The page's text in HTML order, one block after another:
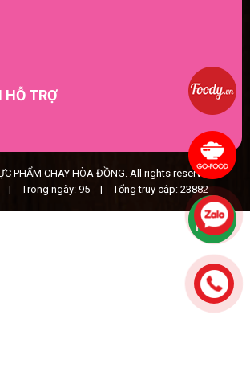
HỖ TRỢ
PHẨM CHAY HÒA ĐỒNG. All rights reserved.
| Trong ngày: 95 | Tổng truy cập: 23882